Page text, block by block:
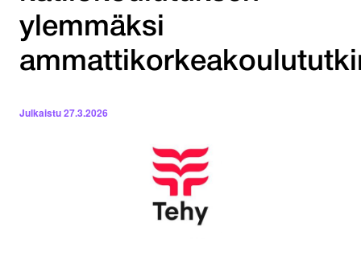
ylemmäksi
Julkaistu27.3.2026